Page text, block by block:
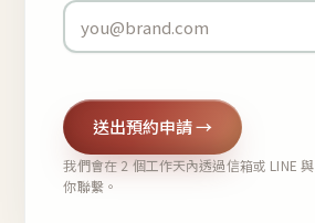
送出預約申請 →
我們會在 2 個工作天內透過信箱或 LINE 與
你聯繫。